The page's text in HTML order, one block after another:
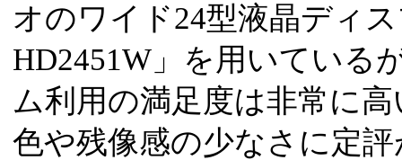
オのワイド24型液晶ディ
HD2451W」を用いている
ム利用の満足度は非常に高
色や残像感の少なさに定